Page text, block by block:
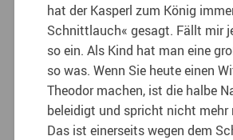
hat der Kasperl zum König
Schnittlauch« gesagt. Fällt mir
so ein. Als Kind hat man eine
so was. Wenn Sie heute einen
Theodor machen, ist die halbe
beleidigt und spricht nicht mehr
Das ist einerseits wegen dem